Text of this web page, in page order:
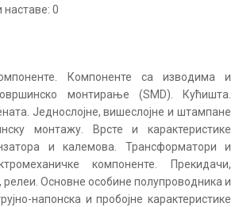
наставе: 0
Компоненте са изводима и
монтирање (SMD). Кућишта.
Једнослојне, вишеслојне и штампане
монтажу. Врсте и карактеристике
и калемова. Трансформатори и
компоненте. Прекидачи,
релеи. Основне особине полупроводника и
напонска и пробојне карактеристике